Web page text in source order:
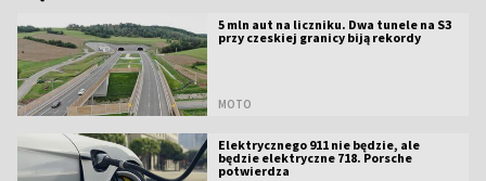
5 mln aut na liczniku. Dwa tunele na S3
przy czeskiej granicy biją rekordy
MOTO
Elektrycznego 911 nie będzie, ale
będzie elektryczne 718. Porsche
potwierdza